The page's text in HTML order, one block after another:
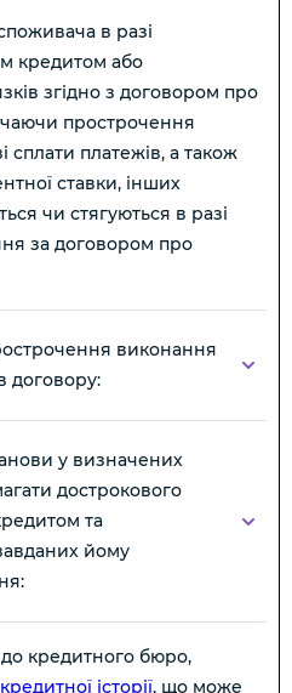
в разі
кредитом або
згідно з договором про
прострочення
сплати платежів, а також
ставки, інших
чи стягуються в разі
за договором про
виконання
договору:
у визначених
дострокового
та
йому
до кредитного бюро,
історії, що може